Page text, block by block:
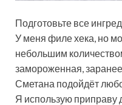
Подготовьте все
У меня филе хека, но
небольшим
замороженная, заранее
Сметана подойдёт
Я использую приправу